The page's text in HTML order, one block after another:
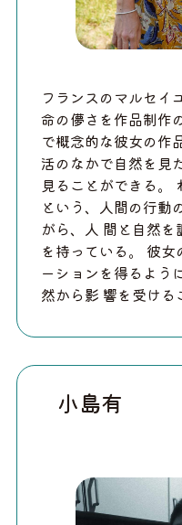
フランスのマルセイ
命の儚さを作品制作
で概念的な彼女の作
活のなかで自然を見
見ることができる。
という、人間の行動
がら、人 間と自然
を持っている。 彼
ーションを得るよう
然から影 響を受ける
小島有